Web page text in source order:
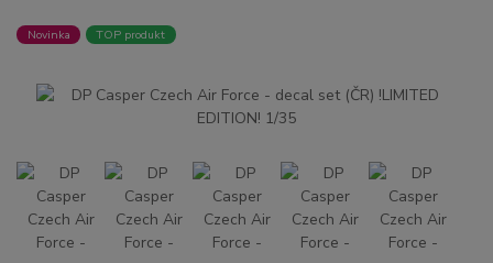
Novinka TOP produkt